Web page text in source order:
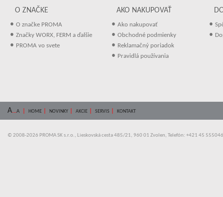
O ZNAČKE
• O značke PROMA
• Značky WORX, FERM a ďalšie
• PROMA vo svete
AKO NAKUPOVAŤ
• Ako nakupovať
• Obchodné podmienky
• Reklamačný poriadok
• Pravidlá používania
•
•
A...A HOME NOVINKY AKCIE SERVIS KONTAKT
© 2008-2026 PROMA SK s.r.o., Lieskovská cesta 485/21, 960 01 Zvolen, Telefón: +421 45